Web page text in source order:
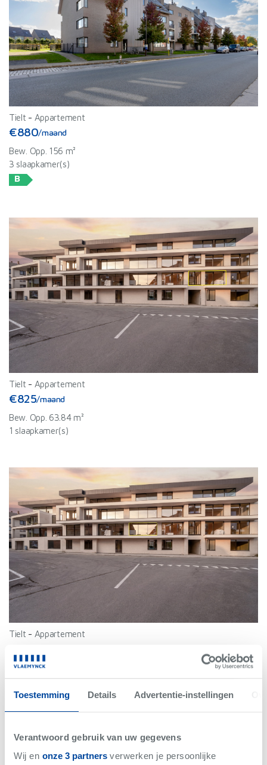
Toestemming Details Advertentie-instellingen
Verantwoord gebruik van uw gegevens
Wij en onze 3 partnersverwerken je persoonlijke
Tielt - Appartement
€880/maand
Bew. Opp. 156 m²
3 slaapkamer(s)
B
Tielt - Appartement
€825/maand
Bew. Opp. 63.84 m²
1 slaapkamer(s)
Tielt - Appartement
Bew. Opp. 92.06 m²
2 slaapkamer(s)